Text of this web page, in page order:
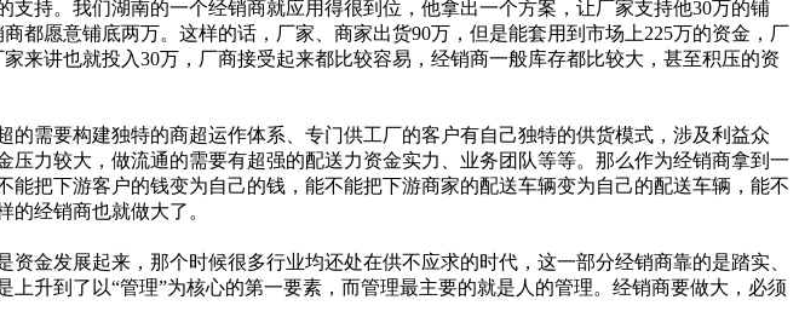
持。我们湖南的一个经销商就应用得很到位，他拿出一个方案，让厂家支持他30万的铺
都愿意铺底两万。这样的话，厂家、商家出货90万，但是能套用到市场上225万的资金，厂
来讲也就投入30万，厂商接受起来都比较容易，经销商一般库存都比较大，甚至积压的资
要构建独特的商超运作体系、专门供工厂的客户有自己独特的供货模式，涉及利益众
力较大，做流通的需要有超强的配送力资金实力、业务团队等等。那么作为经销商拿到一
把下游客户的钱变为自己的钱，能不能把下游商家的配送车辆变为自己的配送车辆，能不
经销商也就做大了。
发展起来，那个时候很多行业均还处在供不应求的时代，这一部分经销商靠的是踏实、
升到了以“管理”为核心的第一要素，而管理最主要的就是人的管理。经销商要做大，必须